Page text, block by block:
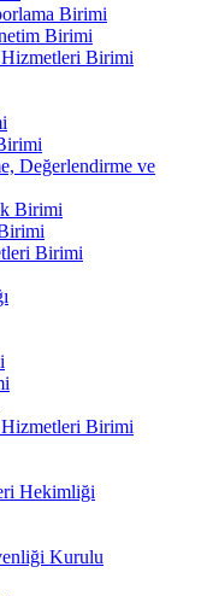
Birimi
Birimi
Hizmetleri Birimi
Değerlendirme ve
Birimi
Birimi
Hizmetleri Birimi
Hekimliği
Kurulu